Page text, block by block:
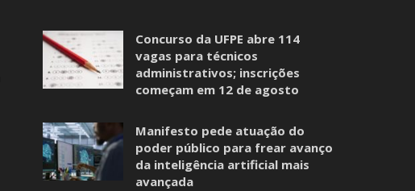
Concurso da UFPE abre 114
vagas para técnicos
administrativos; inscrições
começam em 12 de agosto
Manifesto pede atuação do
poder público para frear avanço
da inteligência artificial mais
avançada